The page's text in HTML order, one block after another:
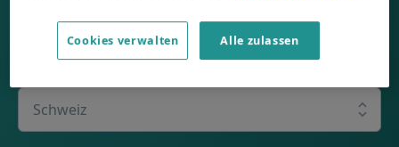
SCHWEIZ Alle zulassen
Cookies verwalten